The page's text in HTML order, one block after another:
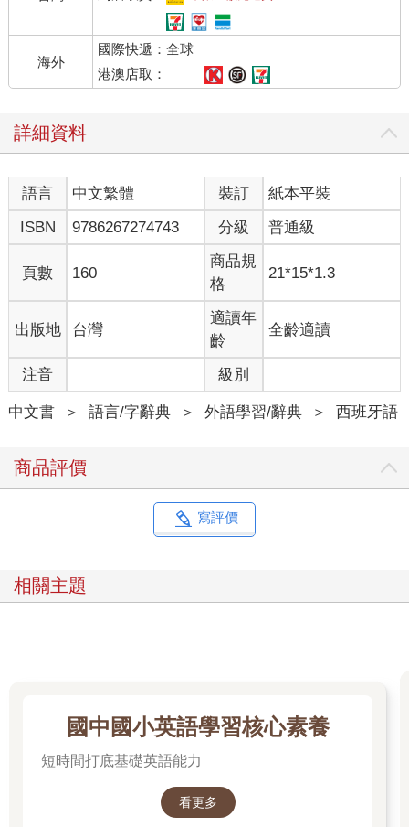
海外
國際快遞：全球
港澳店取：
詳細資料
語言 中文繁體 裝訂
紙本平裝
ISBN
9786267274743 分級 普通級
頁數 160
商品規
格
21*15*1.3
出版地 台灣
適讀年
齡
全齡適讀
注音 級別
中文書 ＞ 語言/字辭典 ＞ 外語學習/辭典 ＞ 西班牙語
商品評價
寫評價
相關主題
國中國小英語學習核心素養
短時間打底基礎英語能力
看更多